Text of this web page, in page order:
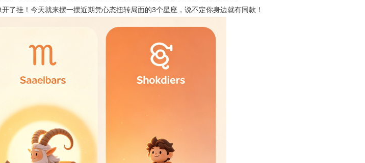
了挂！今天就来摆一摆近期凭心态扭转局面的3个星座，说不定你身边就有同款！